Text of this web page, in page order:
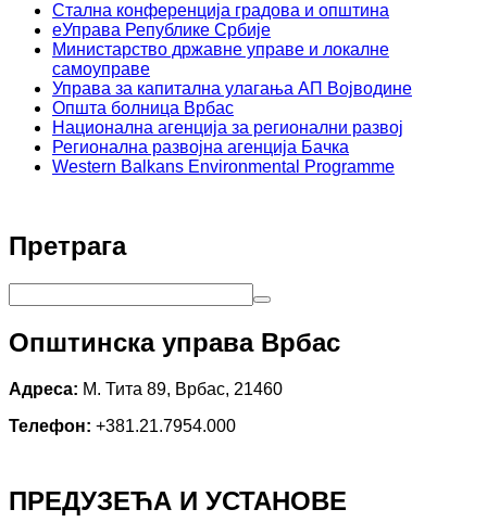
Стална конференција градова и општина
еУправа Републике Србије
Министарство државне управе и локалне
самоуправе
Управа за капитална улагања АП Војводине
Општа болница Врбас
Национална агенција за регионални развој
Регионална развојна агенција Бачка
Western Balkans Environmental Programme
Претрага
Општинска управа Врбас
Адреса: М. Тита 89, Врбас, 21460
Телефон: +381.21.7954.000
ПРЕДУЗЕЋА И УСТАНОВЕ